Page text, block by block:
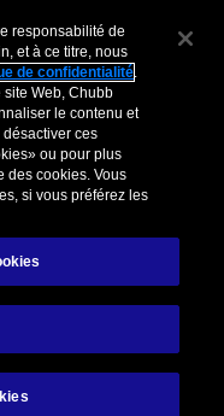
une demande de
?
responsabilité de
et à ce titre, nous
de confidentialité.
site Web, Chubb
le contenu et
ces
ou pour plus
des cookies. Vous
si vous préférez les